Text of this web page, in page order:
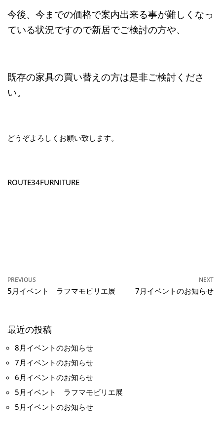
今後、今までの価格で案内出来る事が難しくなっ
ている状況ですので新居でご検討の方や、
既存の家具の買い替えの方は是非ご検討くださ
い。
どうぞよろしくお願い致します。
ROUTE34FURNITURE
PREVIOUS
5月イベント ラフマモビリエ展
NEXT
7月イベントのお知らせ
最近の投稿
8月イベントのお知らせ
7月イベントのお知らせ
6月イベントのお知らせ
5月イベント ラフマモビリエ展
5月イベントのお知らせ